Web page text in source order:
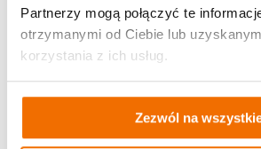
Partnerzy mogą połączyć te
otrzymanymi od Ciebie lub
korzystania z ich usług.
Zezwól na